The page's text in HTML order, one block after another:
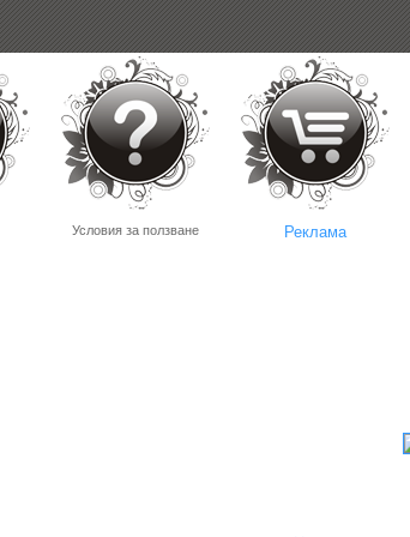
Условия за ползване Реклама